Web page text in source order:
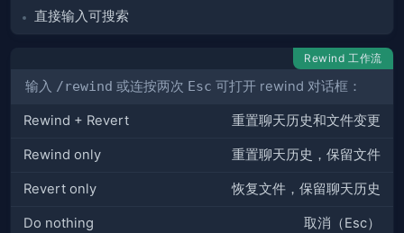
直接输入可搜索
Rewind 工作流
输入 /rewind 或连按两次 Esc 可打开 rewind 对话框：
Rewind + Revert 重置聊天历史和文件变更
Rewind only 重置聊天历史，保留文件
Revert only 恢复文件，保留聊天历史
Do nothing 取消（Esc）